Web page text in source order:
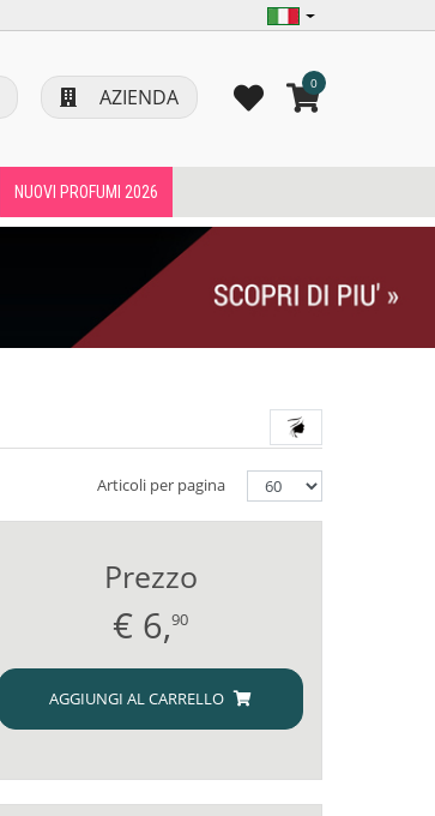
AZIENDA
0
NUOVI PROFUMI 2026
Articoli per pagina
Prezzo
€ 6,90
AGGIUNGI AL CARRELLO